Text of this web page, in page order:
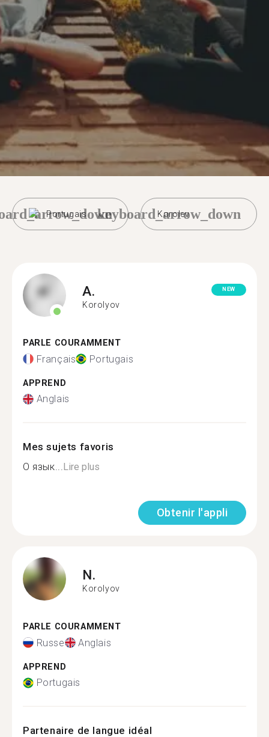
Portugais Korolev
keyboard_arrow_down
A.
Korolyov
NEW
PARLE COURAMMENT
Français Portugais
APPREND
Anglais
Mes sujets favoris
О язык...Lire plus
Obtenir l'appli
N.
Korolyov
PARLE COURAMMENT
Russe Anglais
APPREND
Portugais
Partenaire de langue idéal